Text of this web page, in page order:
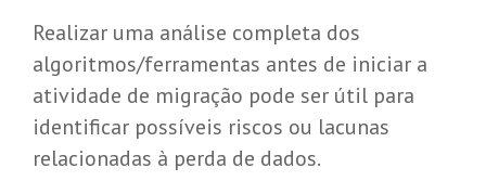
Realizar uma análise completa dos
algoritmos/ferramentas antes de iniciar a
atividade de migração pode ser útil para
identificar possíveis riscos ou lacunas
relacionadas à perda de dados.